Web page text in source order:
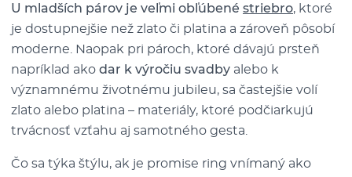
U mladších párov je veľmi obľúbené striebro, ktoré
je dostupnejšie než zlato či platina a zároveň pôsobí
moderne. Naopak pri pároch, ktoré dávajú prsteň
napríklad ako dar k výročiu svadby alebo k
významnému životnému jubileu, sa častejšie volí
zlato alebo platina – materiály, ktoré podčiarkujú
trvácnosť vzťahu aj samotného gesta.
Čo sa týka štýlu, ak je promise ring vnímaný ako